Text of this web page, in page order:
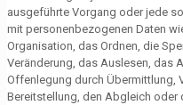
ausgeführte Vorgang oder jede
mit personenbezogenen Daten
Organisation, das Ordnen, die
Veränderung, das Auslesen, das
Offenlegung durch Übermittlung,
Bereitstellung, den Abgleich oder